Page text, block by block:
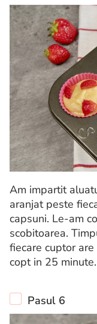
Am impartit
aranjat peste
capsuni. Le-am
scobitoarea.
fiecare cuptor
copt in 25 minute.
Pasul 6